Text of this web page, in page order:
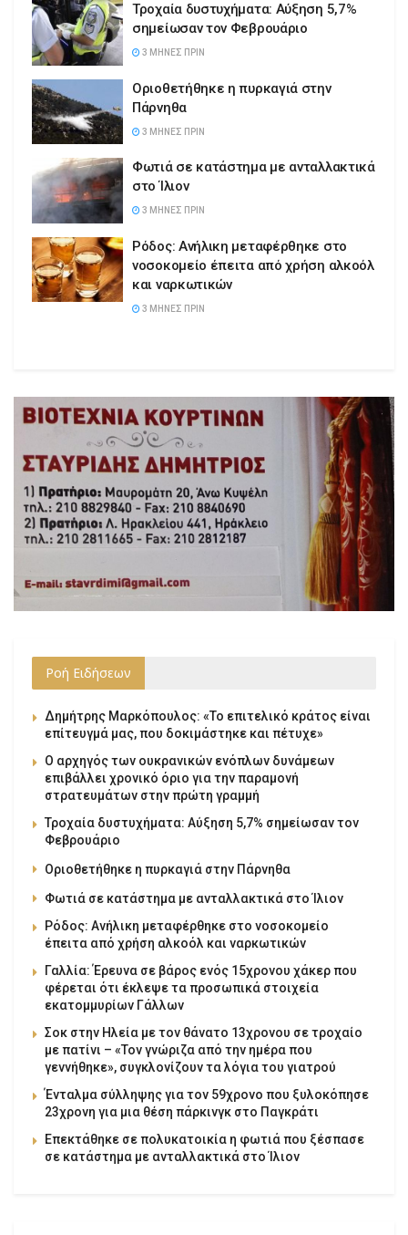
Τροχαία δυστυχήματα: Αύξηση 5,7%
σημείωσαν τον Φεβρουάριο
3 ΜΉΝΕΣ ΠΡΙΝ
Οριοθετήθηκε η πυρκαγιά στην
Πάρνηθα
3 ΜΉΝΕΣ ΠΡΙΝ
Φωτιά σε κατάστημα με ανταλλακτικά
στο Ίλιον
3 ΜΉΝΕΣ ΠΡΙΝ
Ρόδος: Ανήλικη μεταφέρθηκε στο
νοσοκομείο έπειτα από χρήση αλκοόλ
και ναρκωτικών
3 ΜΉΝΕΣ ΠΡΙΝ
Ροή Ειδήσεων
Δημήτρης Μαρκόπουλος: «Το επιτελικό κράτος είναι
επίτευγμά μας, που δοκιμάστηκε και πέτυχε»
Ο αρχηγός των ουκρανικών ενόπλων δυνάμεων
επιβάλλει χρονικό όριο για την παραμονή
στρατευμάτων στην πρώτη γραμμή
Τροχαία δυστυχήματα: Αύξηση 5,7% σημείωσαν τον
Φεβρουάριο
Οριοθετήθηκε η πυρκαγιά στην Πάρνηθα
Φωτιά σε κατάστημα με ανταλλακτικά στο Ίλιον
Ρόδος: Ανήλικη μεταφέρθηκε στο νοσοκομείο
έπειτα από χρήση αλκοόλ και ναρκωτικών
Γαλλία: Έρευνα σε βάρος ενός 15χρονου χάκερ που
φέρεται ότι έκλεψε τα προσωπικά στοιχεία
εκατομμυρίων Γάλλων
Σοκ στην Ηλεία με τον θάνατο 13χρονου σε τροχαίο
με πατίνι – «Τον γνώριζα από την ημέρα που
γεννήθηκε», συγκλονίζουν τα λόγια του γιατρού
Ένταλμα σύλληψης για τον 59χρονο που ξυλοκόπησε
23χρονη για μια θέση πάρκινγκ στο Παγκράτι
Επεκτάθηκε σε πολυκατοικία η φωτιά που ξέσπασε
σε κατάστημα με ανταλλακτικά στο Ίλιον